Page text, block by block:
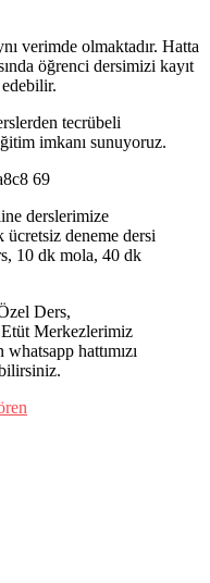
verimde olmaktadır. Hatta
öğrenci dersimizi kayıt
tecrübeli
imkanı sunuyoruz.
derslerimize
ücretsiz deneme dersi
10 dk mola, 40 dk
Ders,
Etüt Merkezlerimiz
hattımızı